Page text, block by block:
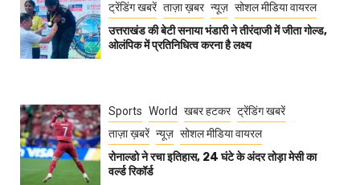
ट्रेंडिंग खबरें ताज़ा ख़बर न्यूज़ सोशल मीडिया वायरल
उत्तराखंड की बेटी सनाया भंडारी ने तीरंदाजी में जीता गोल्ड,
ओलंपिक में प्रतिनिधित्व करना है लक्ष्य
Sports World खबर हटकर ट्रेंडिंग खबरें
ताज़ा ख़बरें न्यूज़ सोशल मीडिया वायरल
रोनाल्डो ने रचा इतिहास, 24 घंटे के अंदर तोड़ा मेसी का
वर्ल्ड रिकॉर्ड